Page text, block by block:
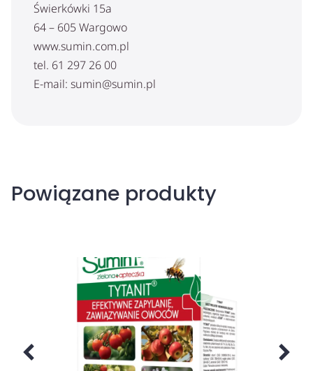
Świerkówki 15a
64 – 605 Wargowo
www.sumin.com.pl
tel. 61 297 26 00
E-mail: sumin@sumin.pl
Powiązane produkty